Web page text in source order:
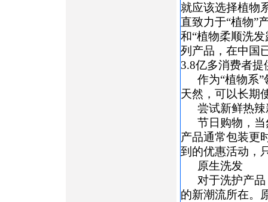
就应该选择植物
直致力于“植物”
和“植物柔顺洗
列产品，在中国
3.8亿多消费者提
作为“植物系
天然，可以长期
尝试新鲜热
节日购物，
产品通常包装更
到的优惠活动，
原生洗发
对于洗护产
的新潮流所在。